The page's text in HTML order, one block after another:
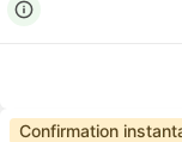
Confirmation